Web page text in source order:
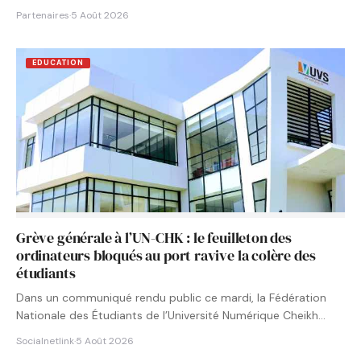
Partenaires·5 Août 2026
EDUCATION
Grève générale à l’UN-CHK : le feuilleton des
ordinateurs bloqués au port ravive la colère des
étudiants
Dans un communiqué rendu public ce mardi, la Fédération
Nationale des Étudiants de l’Université Numérique Cheikh
Socialnetlink·5 Août 2026